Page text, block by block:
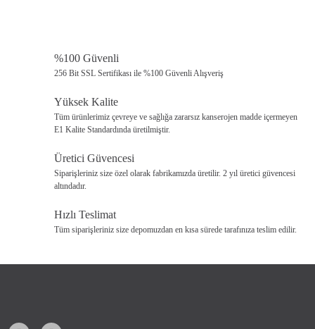
Ürün resmi kalitesiz, bozuk veya görüntülenemiyor.
Ürün fiyatı diğer sitelerden daha pahalı.
Bu ürüne benzer farklı alternatifler olmalı.
%100 Güvenli
256 Bit SSL Sertifikası ile %100 Güvenli Alışveriş
Yüksek Kalite
Tüm ürünlerimiz çevreye ve sağlığa zararsız kanserojen madde içermeyen
E1 Kalite Standardında üretilmiştir.
Üretici Güvencesi
Siparişleriniz size özel olarak fabrikamızda üretilir. 2 yıl üretici güvencesi
altındadır.
Hızlı Teslimat
Tüm siparişleriniz size depomuzdan en kısa sürede tarafınıza teslim edilir.